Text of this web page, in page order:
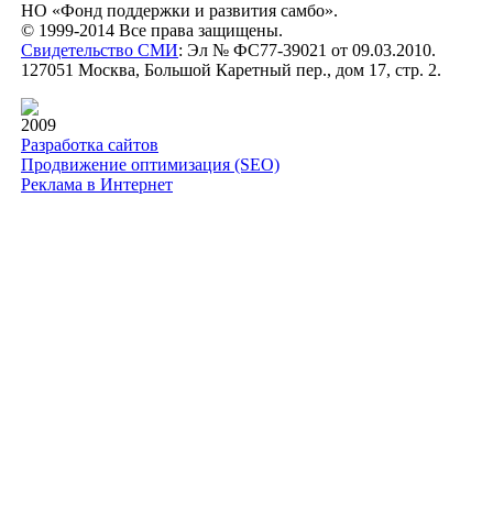
НО «Фонд поддержки и развития самбо».
© 1999-2014 Все права защищены.
Свидетельство СМИ: Эл № ФС77-39021 от 09.03.2010.
127051 Москва, Большой Каретный пер., дом 17, стр. 2.
2009
Разработка сайтов
Продвижение оптимизация (SEO)
Реклама в Интернет